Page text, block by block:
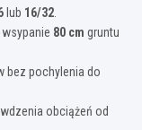
lub 16/32
80 cm gruntu
bez pochylenia do
obciążeń od